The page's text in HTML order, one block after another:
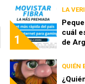
1
LA
cuál
de
QUIÉN